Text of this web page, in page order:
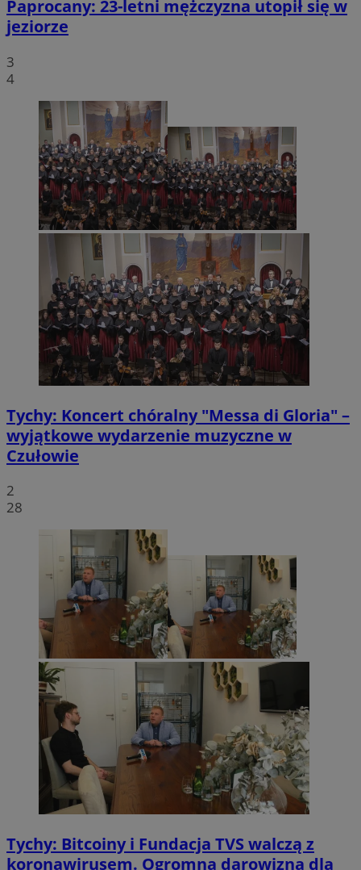
Paprocany: 23-letni mężczyzna utopił się w
jeziorze
3
4
Tychy: Koncert chóralny "Messa di Gloria" –
wyjątkowe wydarzenie muzyczne w
Czułowie
2
28
Tychy: Bitcoiny i Fundacja TVS walczą z
koronawirusem. Ogromna darowizna dla